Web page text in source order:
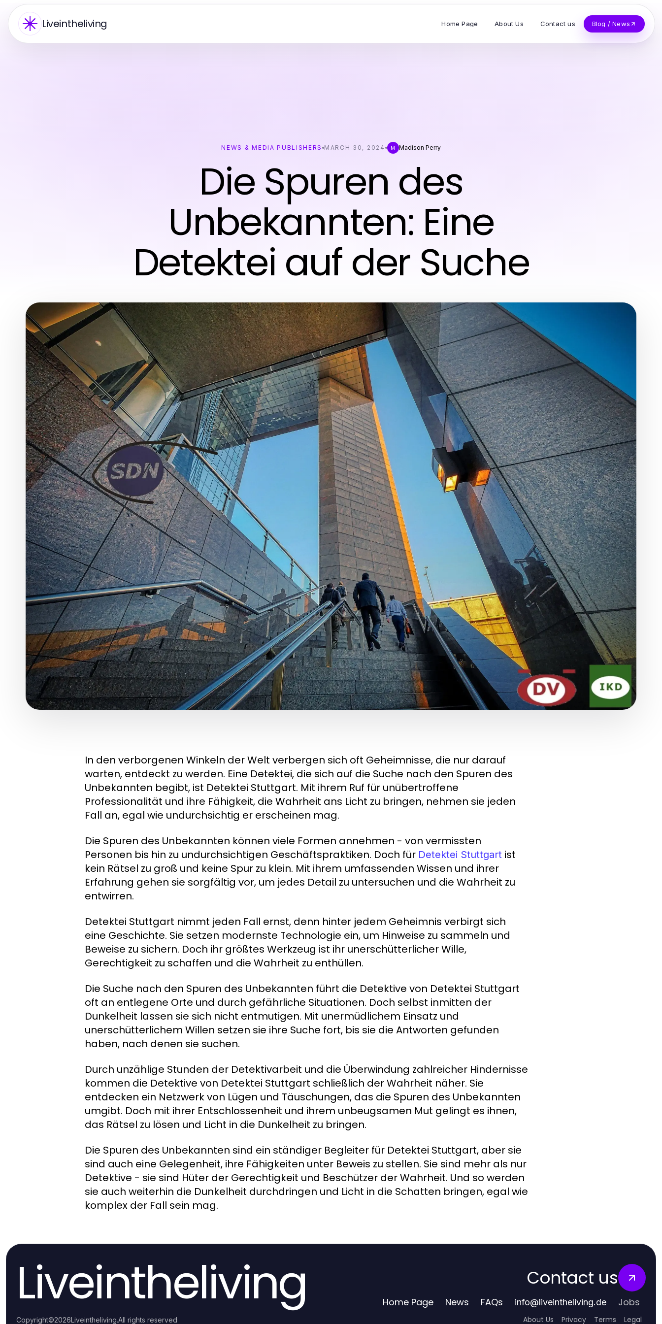
Liveintheliving Home Page About Us Contact us Blog / News
NEWS & MEDIA PUBLISHERS MARCH 30, 2024 M Madison Perry
Die Spuren des
Unbekannten: Eine
Detektei auf der Suche
In den verborgenen Winkeln der Welt verbergen sich oft Geheimnisse, die nur darauf
warten, entdeckt zu werden. Eine Detektei, die sich auf die Suche nach den Spuren des
Unbekannten begibt, ist Detektei Stuttgart. Mit ihrem Ruf für unübertroffene
Professionalität und ihre Fähigkeit, die Wahrheit ans Licht zu bringen, nehmen sie jeden
Fall an, egal wie undurchsichtig er erscheinen mag.
Die Spuren des Unbekannten können viele Formen annehmen - von vermissten
Personen bis hin zu undurchsichtigen Geschäftspraktiken. Doch für Detektei Stuttgart ist
kein Rätsel zu groß und keine Spur zu klein. Mit ihrem umfassenden Wissen und ihrer
Erfahrung gehen sie sorgfältig vor, um jedes Detail zu untersuchen und die Wahrheit zu
entwirren.
Detektei Stuttgart nimmt jeden Fall ernst, denn hinter jedem Geheimnis verbirgt sich
eine Geschichte. Sie setzen modernste Technologie ein, um Hinweise zu sammeln und
Beweise zu sichern. Doch ihr größtes Werkzeug ist ihr unerschütterlicher Wille,
Gerechtigkeit zu schaffen und die Wahrheit zu enthüllen.
Die Suche nach den Spuren des Unbekannten führt die Detektive von Detektei Stuttgart
oft an entlegene Orte und durch gefährliche Situationen. Doch selbst inmitten der
Dunkelheit lassen sie sich nicht entmutigen. Mit unermüdlichem Einsatz und
unerschütterlichem Willen setzen sie ihre Suche fort, bis sie die Antworten gefunden
haben, nach denen sie suchen.
Durch unzählige Stunden der Detektivarbeit und die Überwindung zahlreicher Hindernisse
kommen die Detektive von Detektei Stuttgart schließlich der Wahrheit näher. Sie
entdecken ein Netzwerk von Lügen und Täuschungen, das die Spuren des Unbekannten
umgibt. Doch mit ihrer Entschlossenheit und ihrem unbeugsamen Mut gelingt es ihnen,
das Rätsel zu lösen und Licht in die Dunkelheit zu bringen.
Die Spuren des Unbekannten sind ein ständiger Begleiter für Detektei Stuttgart, aber sie
sind auch eine Gelegenheit, ihre Fähigkeiten unter Beweis zu stellen. Sie sind mehr als nur
Detektive - sie sind Hüter der Gerechtigkeit und Beschützer der Wahrheit. Und so werden
sie auch weiterhin die Dunkelheit durchdringen und Licht in die Schatten bringen, egal wie
komplex der Fall sein mag.
Liveintheliving Contact us
Home Page News FAQs info@liveintheliving.de Jobs
Copyright©2026Liveintheliving.All rights reserved About Us Privacy Terms Legal